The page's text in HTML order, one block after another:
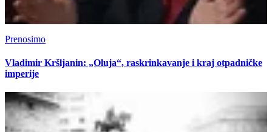
Prenosimo
Vladimir Kršljanin: „Oluja“, raskrinkavanje i kraj otpadničke
imperije